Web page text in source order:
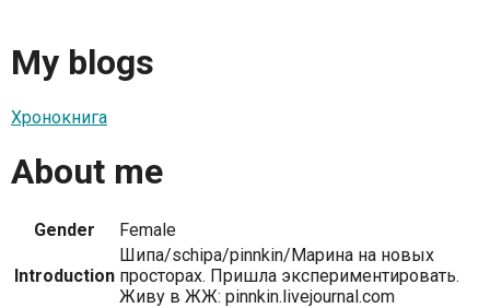
My blogs
Хронокнига
About me
Gender Female
Introduction
Шипа/schipa/pinnkin/Марина на новых
просторах. Пришла экспериментировать.
Живу в ЖЖ: pinnkin.livejournal.com